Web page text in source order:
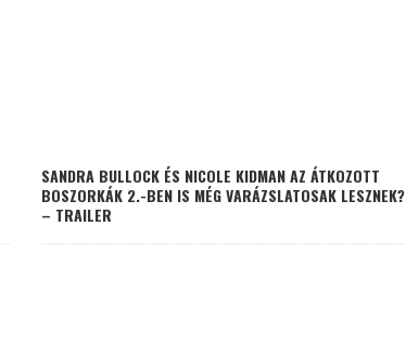
SANDRA BULLOCK ÉS NICOLE KIDMAN AZ ÁTKOZOTT
BOSZORKÁK 2.-BEN IS MÉG VARÁZSLATOSAK LESZNEK?
– TRAILER